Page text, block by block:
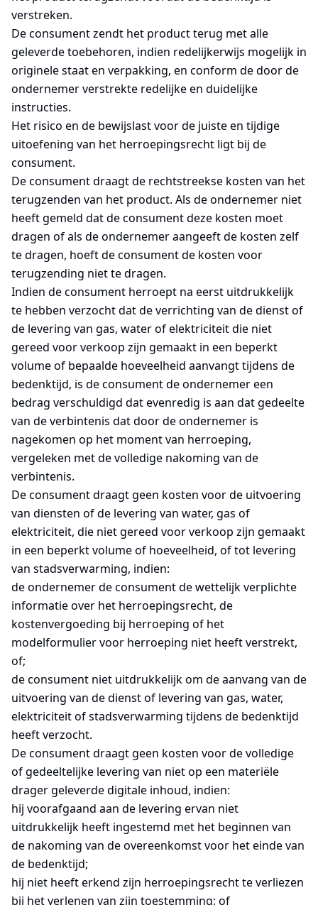
verstreken.
De consument zendt het product terug met alle
geleverde toebehoren, indien redelijkerwijs mogelijk in
originele staat en verpakking, en conform de door de
ondernemer verstrekte redelijke en duidelijke
instructies.
Het risico en de bewijslast voor de juiste en tijdige
uitoefening van het herroepingsrecht ligt bij de
consument.
De consument draagt de rechtstreekse kosten van het
terugzenden van het product. Als de ondernemer niet
heeft gemeld dat de consument deze kosten moet
dragen of als de ondernemer aangeeft de kosten zelf
te dragen, hoeft de consument de kosten voor
terugzending niet te dragen.
Indien de consument herroept na eerst uitdrukkelijk
te hebben verzocht dat de verrichting van de dienst of
de levering van gas, water of elektriciteit die niet
gereed voor verkoop zijn gemaakt in een beperkt
volume of bepaalde hoeveelheid aanvangt tijdens de
bedenktijd, is de consument de ondernemer een
bedrag verschuldigd dat evenredig is aan dat gedeelte
van de verbintenis dat door de ondernemer is
nagekomen op het moment van herroeping,
vergeleken met de volledige nakoming van de
verbintenis.
De consument draagt geen kosten voor de uitvoering
van diensten of de levering van water, gas of
elektriciteit, die niet gereed voor verkoop zijn gemaakt
in een beperkt volume of hoeveelheid, of tot levering
van stadsverwarming, indien:
de ondernemer de consument de wettelijk verplichte
informatie over het herroepingsrecht, de
kostenvergoeding bij herroeping of het
modelformulier voor herroeping niet heeft verstrekt,
of;
de consument niet uitdrukkelijk om de aanvang van de
uitvoering van de dienst of levering van gas, water,
elektriciteit of stadsverwarming tijdens de bedenktijd
heeft verzocht.
De consument draagt geen kosten voor de volledige
of gedeeltelijke levering van niet op een materiële
drager geleverde digitale inhoud, indien:
hij voorafgaand aan de levering ervan niet
uitdrukkelijk heeft ingestemd met het beginnen van
de nakoming van de overeenkomst voor het einde van
de bedenktijd;
hij niet heeft erkend zijn herroepingsrecht te verliezen
bij het verlenen van zijn toestemming; of